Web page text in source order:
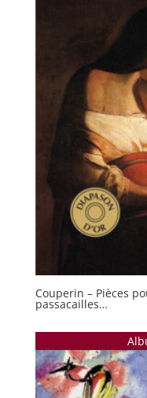
Couperin – Pièces
passacailles…